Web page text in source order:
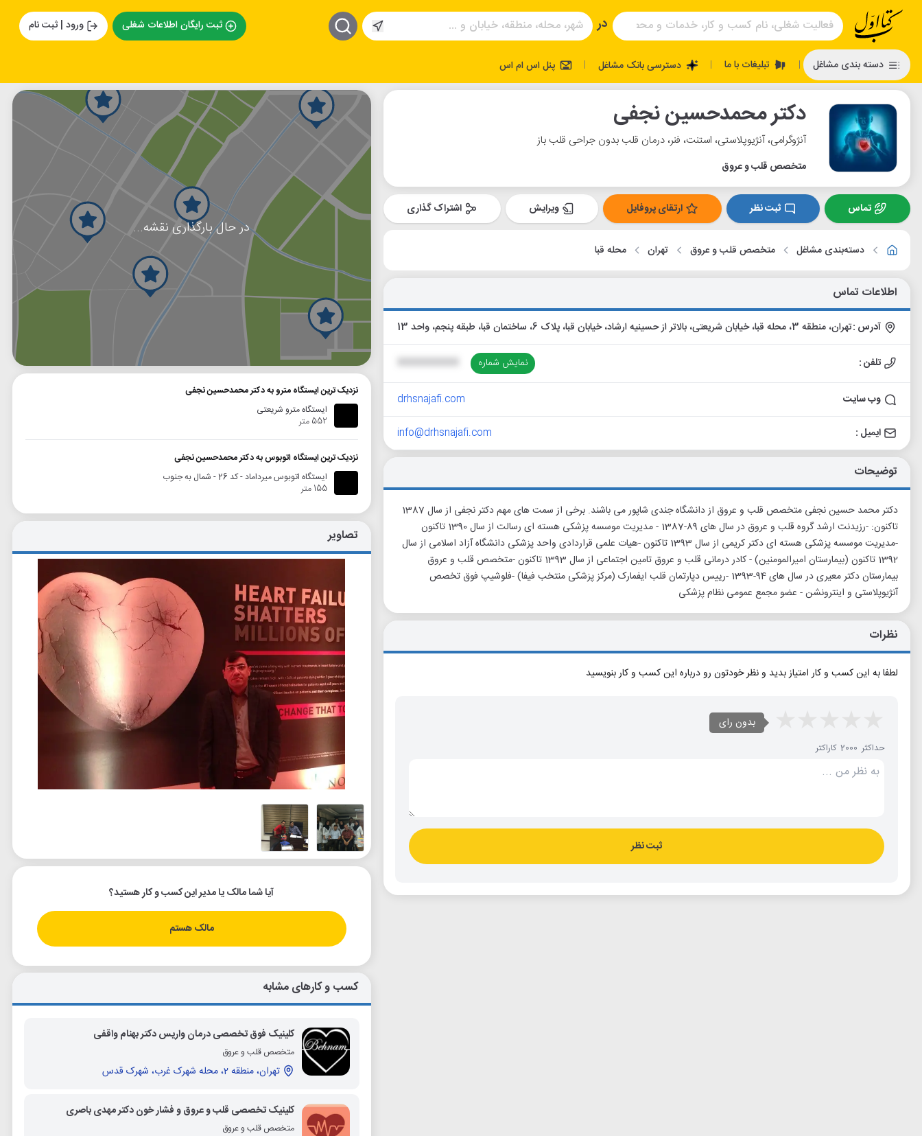
در ثبت رایگان اطلاعات شغلی ورود | ثبت نام
دسته بندی مشاغل | تبلیغات با ما | دسترسی بانک مشاغل | پنل اس ام اس
دکتر محمدحسین نجفی
آنژوگرامی، آنژیوپلاستی، استنت، فنر، درمان قلب بدون جراحی قلب باز
متخصص قلب و عروق
تماس ثبت نظر ارتقای پروفایل ویرایش اشتراک گذاری
دسته‌بندی مشاغل متخصص قلب و عروق تهران محله قبا
اطلاعات تماس
آدرس :تهران، منطقه 3، محله قبا، خیابان شریعتی، بالاتر از حسینیه ارشاد، خیابان قبا، پلاک 6، ساختمان قبا، طبقه پنجم، واحد 13
تلفن : نمایش شماره XXXXXXXXXX
وب سایت drhsnajafi.com
ایمیل : info@drhsnajafi.com
توضیحات
دکتر محمد حسین نجفی متخصص قلب و عروق از دانشگاه جندی شاپور می باشند. برخی از سمت های مهم دکتر نجفی از سال 1387
تاکنون: -رزیدنت ارشد گروه قلب و عروق در سال های 89-1387 - مدیریت موسسه پزشکی هسته ای رسالت از سال 1390 تاکنون
-مدیریت موسسه پزشکی هسته ای دکتر کریمی از سال 1393 تاکنون -هیات علمی قراردادی واحد پزشکی دانشگاه آزاد اسلامی از سال
1392 تاکنون (بیمارستان امیرالمومنین) - کادر درمانی قلب و عروق تامین اجتماعی از سال 1393 تاکنون -متخصص قلب و عروق
بیمارستان دکتر معیری در سال های 94-1393 -رییس دپارتمان قلب ایفمارک (مرکز پزشکی منتخب فیفا) -فلوشیپ فوق تخصص
آنژیوپلاستی و اینترونشن - عضو مجمع عمومی نظام پزشکی
نظرات
لطفا به این کسب و کار امتیاز بدید و نظر خودتون رو درباره این کسب و کار بنویسید
بدون رای
حداکثر 2000 کاراکتر
ثبت نظر
در حال بارگذاری نقشه...
نزدیک ترین ایستگاه مترو به دکتر محمدحسین نجفی
ایستگاه مترو شریعتی
552 متر
نزدیک ترین ایستگاه اتوبوس به دکتر محمدحسین نجفی
ایستگاه اتوبوس میرداماد - کد 26 - شمال به جنوب
155 متر
تصاویر
آیا شما مالک یا مدیر این کسب و کار هستید؟
مالک هستم
کسب و کارهای مشابه
کلینیک فوق تخصصی درمان واریس دکتر بهنام واقفی
متخصص قلب و عروق
تهران، منطقه 2، محله شهرک غرب، شهرک قدس
کلینیک تخصصی قلب و عروق و فشار خون دکتر مهدی باصری
متخصص قلب و عروق